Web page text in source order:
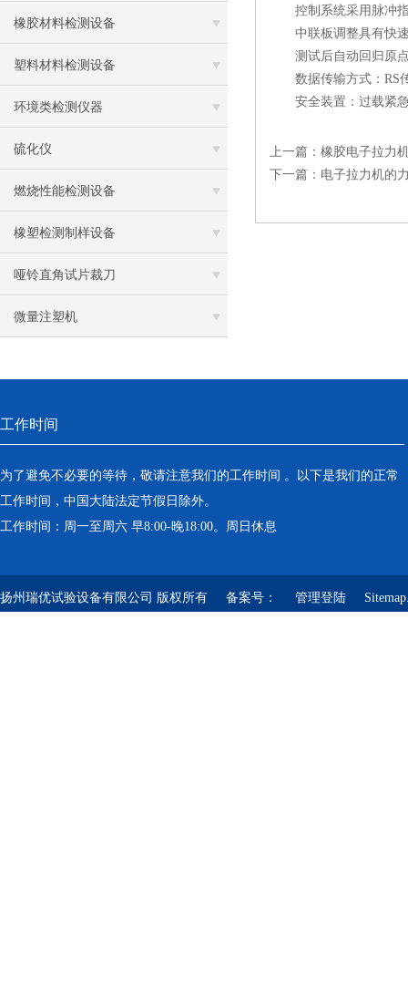
橡胶材料检测设备
塑料材料检测设备
环境类检测仪器
硫化仪
燃烧性能检测设备
橡塑检测制样设备
哑铃直角试片裁刀
微量注塑机
控制系统采用脉冲指
中联板调整具有快速
测试后自动回归原点
数据传输方式：RS
安全装置：过载紧急
上一篇： 橡胶电子拉力
下一篇： 电子拉力机的
工作时间
为了避免不必要的等待，敬请注意我们的工作时间 。以下是我们的正常
工作时间，中国大陆法定节假日除外。
工作时间：周一至周六 早8:00-晚18:00。周日休息
扬州瑞优试验设备有限公司 版权所有 备案号： 管理登陆